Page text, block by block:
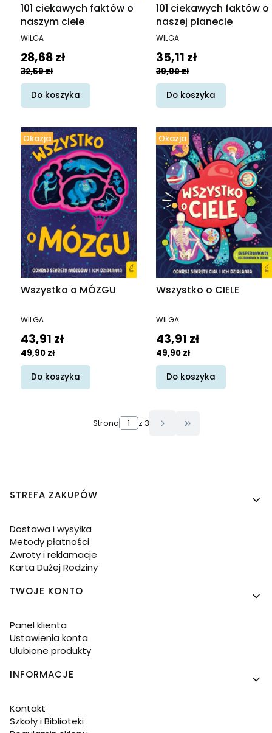
101 ciekawych faktów o
naszym ciele
PRODUCENT
WILGA
Cena promocyjna
28,68 zł
32,59 zł
Do koszyka
101 ciekawych faktów o
naszej planecie
PRODUCENT
WILGA
Cena promocyjna
35,11 zł
39,90 zł
Do koszyka
Okazja
Wszystko o MÓZGU
PRODUCENT
WILGA
Cena promocyjna
43,91 zł
49,90 zł
Do koszyka
Okazja
Wszystko o CIELE
PRODUCENT
WILGA
Cena promocyjna
43,91 zł
49,90 zł
Do koszyka
Strona z 3 Przejdź do
Linki w stopce
STREFA ZAKUPÓW
Dostawa i wysyłka
Metody płatności
Zwroty i reklamacje
Karta Dużej Rodziny
TWOJE KONTO
Panel klienta
Ustawienia konta
Ulubione produkty
INFORMACJE
Kontakt
Szkoły i Biblioteki